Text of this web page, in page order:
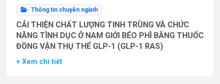
Thông tin chuyên ngành
CẢI THIỆN CHẤT LƯỢNG TINH TRÙNG VÀ CHỨC
NĂNG TÌNH DỤC Ở NAM GIỚI BÉO PHÌ BẰNG THUỐC
ĐỒNG VẬN THỤ THỂ GLP-1 (GLP-1 RAS)
+ Xem chi tiết